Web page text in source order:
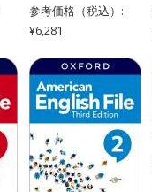
参考価格（税込）:
¥6,281